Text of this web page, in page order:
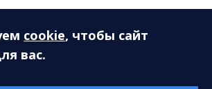
— Интернет-лаборатория
cookie, чтобы сайт
вас.